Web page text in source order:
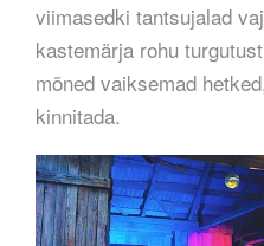
viimasedki tantsujalad
kastemärja rohu
mõned vaiksemad
kinnitada.